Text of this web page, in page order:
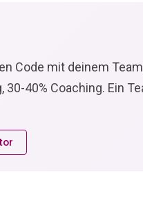
Code mit deinem
40% Coaching. Ein